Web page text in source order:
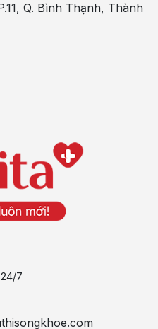
Q. Bình Thạnh, Thành
7